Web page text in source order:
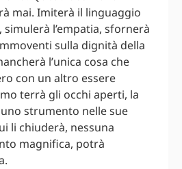
mai. Imiterà il linguaggio
l’empatia, sfornerà
sulla dignità della
l’unica cosa che
con un altro essere
terrà gli occhi aperti, la
strumento nelle sue
li chiuderà, nessuna
magnifica, potrà